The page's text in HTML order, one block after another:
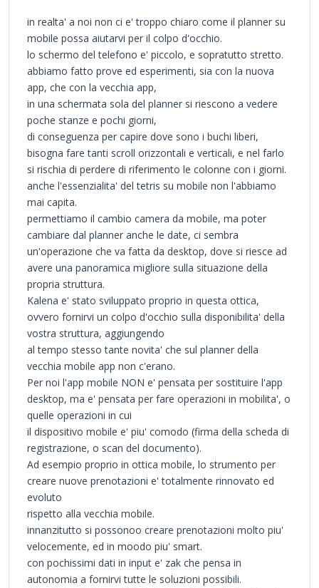
in realta' a noi non ci e' troppo chiaro come il planner su
mobile possa aiutarvi per il colpo d'occhio.
lo schermo del telefono e' piccolo, e sopratutto stretto.
abbiamo fatto prove ed esperimenti, sia con la nuova
app, che con la vecchia app,
in una schermata sola del planner si riescono a vedere
poche stanze e pochi giorni,
di conseguenza per capire dove sono i buchi liberi,
bisogna fare tanti scroll orizzontali e verticali, e nel farlo
si rischia di perdere di riferimento le colonne con i giorni.
anche l'essenzialita' del tetris su mobile non l'abbiamo
mai capita.
permettiamo il cambio camera da mobile, ma poter
cambiare dal planner anche le date, ci sembra
un'operazione che va fatta da desktop, dove si riesce ad
avere una panoramica migliore sulla situazione della
propria struttura.
Kalena e' stato sviluppato proprio in questa ottica,
ovvero fornirvi un colpo d'occhio sulla disponibilita' della
vostra struttura, aggiungendo
al tempo stesso tante novita' che sul planner della
vecchia mobile app non c'erano.
Per noi l'app mobile NON e' pensata per sostituire l'app
desktop, ma e' pensata per fare operazioni in mobilita', o
quelle operazioni in cui
il dispositivo mobile e' piu' comodo (firma della scheda di
registrazione, o scan del documento).
Ad esempio proprio in ottica mobile, lo strumento per
creare nuove prenotazioni e' totalmente rinnovato ed
evoluto
rispetto alla vecchia mobile.
innanzitutto si possonoo creare prenotazioni molto piu'
velocemente, ed in moodo piu' smart.
con pochissimi dati in input e' zak che pensa in
autonomia a fornirvi tutte le soluzioni possibili.